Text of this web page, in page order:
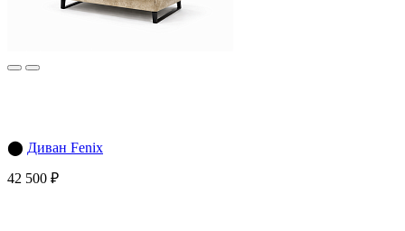
⬤ Диван Fenix
42 500 ₽